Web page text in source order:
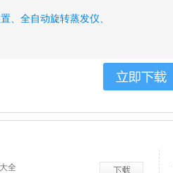
、 全自动旋转蒸发仪、
全